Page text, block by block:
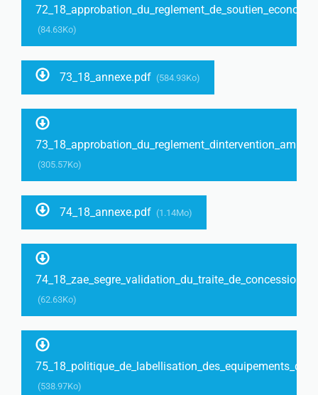
(84.63Ko)
73_18_annexe.pdf (584.93Ko)
(305.57Ko)
74_18_annexe.pdf (1.14Mo)
(62.63Ko)
(538.97Ko)